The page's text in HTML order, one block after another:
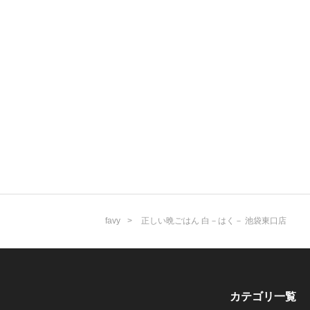
favy 正しい晩ごはん 白－はく－ 池袋東口店
カテゴリ一覧